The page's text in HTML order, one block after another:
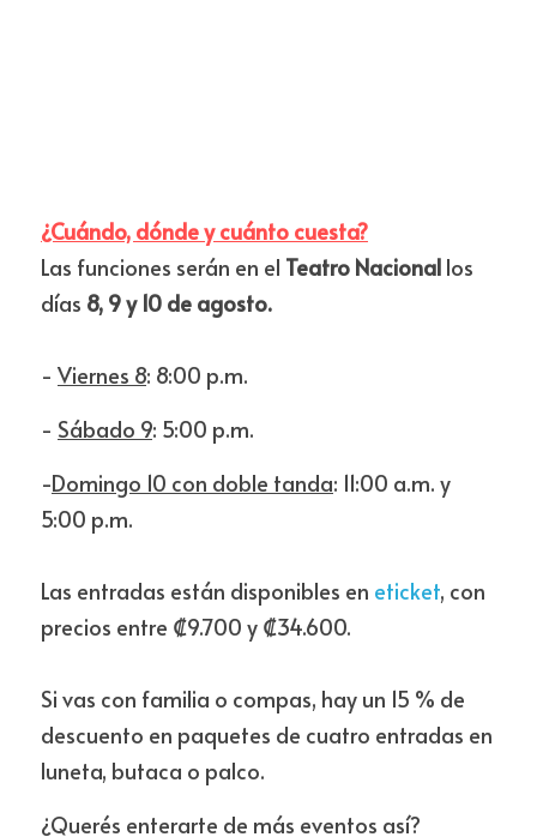
¿Cuándo, dónde y cuánto cuesta?
Las funciones serán en el Teatro Nacional los
días 8, 9 y 10 de agosto.
- Viernes 8: 8:00 p.m.
- Sábado 9: 5:00 p.m.
-Domingo 10 con doble tanda: 11:00 a.m. y
5:00 p.m.
Las entradas están disponibles en eticket, con
precios entre ₡9.700 y ₡34.600.
Si vas con familia o compas, hay un 15 % de
descuento en paquetes de cuatro entradas en
luneta, butaca o palco.
¿Querés enterarte de más eventos así?